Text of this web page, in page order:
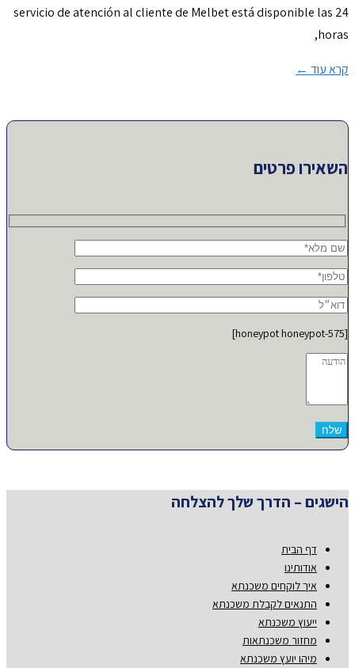
servicio de atención al cliente de Melbet está disponible las 24
horas,
קרא עוד ←
השאירו פרטים
[honeypot honeypot-575]
הישגים – הדרך שלך להצלחה
דף הבית
אודותינו
איך לוקחים משכנתא
התנאים לקבלת משכנתא
ייעוץ משכנתא
מחזור משכנתאות
מיהו יועץ משכנתא